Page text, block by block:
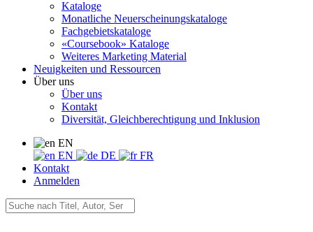
Kataloge
Monatliche Neuerscheinungskataloge
Fachgebietskataloge
«Coursebook» Kataloge
Weiteres Marketing Material
Neuigkeiten und Ressourcen
Über uns
Über uns
Kontakt
Diversität, Gleichberechtigung und Inklusion
EN
EN
DE
FR
Kontakt
Anmelden